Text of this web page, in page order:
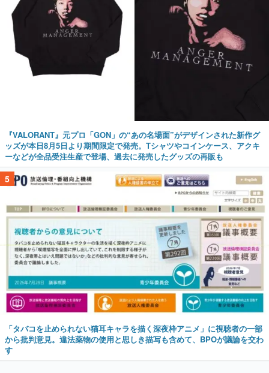
『VALORANT』元プロ「GON」の“あの名場面”がデザインされた新作グ
ッズが本日8月5日より期間限定で発売。Tシャツやコインケース、アクキ
ーなどが全品受注生産で登場、過去に発売したグッズの再販も
5
「タバコを止められない猫耳キャラを描く深夜枠アニメ」に視聴者の一部
から批判意見。違法薬物の使用と思しき描写も含めて、BPOが議論を交わ
す